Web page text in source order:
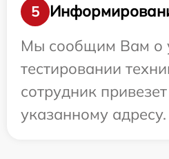
5
Мы сообщим Вам о
тестировании
сотрудник
указанному адресу.